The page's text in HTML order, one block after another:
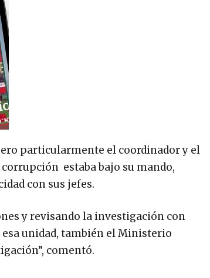
particularmente el coordinador y el
estaba bajo su mando,
con sus jefes.
y revisando la investigación con
unidad, también el Ministerio
comentó.